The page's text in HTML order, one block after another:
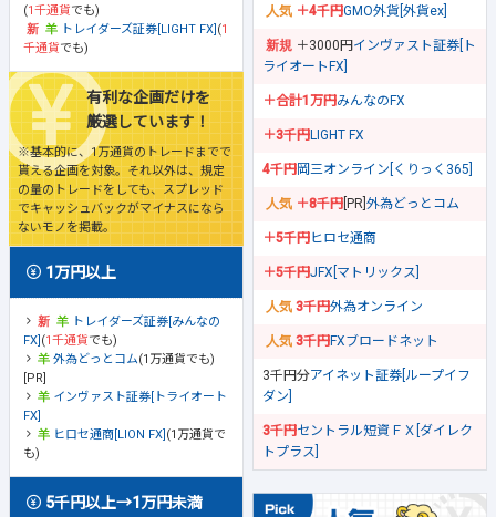
(1千通貨でも)
トレイダーズ証券[LIGHT FX] (1
千通貨でも)
有利な企画だけを
厳選しています！
※基本的に、1万通貨のトレードまでで
貰える企画を対象。それ以外は、規定
の量のトレードをしても、スプレッド
でキャッシュバックがマイナスになら
ないモノを掲載。
1万円以上
トレイダーズ証券[みんなの
FX] (1千通貨でも)
外為どっとコム(1万通貨でも)
[PR]
インヴァスト証券[トライオート
FX]
ヒロセ通商[LION FX] (1万通貨で
も)
5千円以上→1万円未満
＋4千円GMO外貨[外貨ex]
＋3000円 インヴァスト証券[ト
ライオートFX]
＋合計1万円みんなのFX
＋3千円LIGHT FX
4千円岡三オンライン[くりっく365]
＋8千円 [PR] 外為どっとコム
＋5千円ヒロセ通商
＋5千円JFX[マトリックス]
3千円外為オンライン
3千円FXブロードネット
3千円分アイネット証券[ループイフ
ダン]
3千円セントラル短資ＦＸ[ダイレク
トプラス]